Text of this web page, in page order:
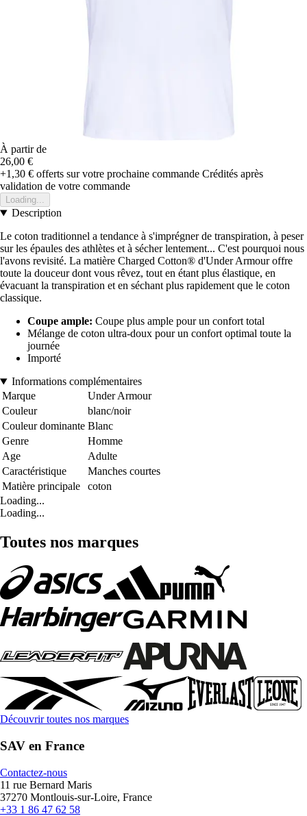
À partir de
26,00 €
+1,30 € offerts sur votre prochaine commande Crédités après
validation de votre commande
Loading...
Description
Le coton traditionnel a tendance à s'imprégner de transpiration, à peser
sur les épaules des athlètes et à sécher lentement... C'est pourquoi nous
l'avons revisité. La matière Charged Cotton® d'Under Armour offre
toute la douceur dont vous rêvez, tout en étant plus élastique, en
évacuant la transpiration et en séchant plus rapidement que le coton
classique.
Coupe ample: Coupe plus ample pour un confort total
Mélange de coton ultra-doux pour un confort optimal toute la
journée
Importé
Informations complémentaires
Marque
Under Armour
Couleur
blanc/noir
Couleur dominante Blanc
Genre
Homme
Age
Adulte
Caractéristique
Manches courtes
Matière principale
coton
Loading...
Loading...
Toutes nos marques
Découvrir toutes nos marques
SAV en France
Contactez-nous
11 rue Bernard Maris
37270 Montlouis-sur-Loire, France
+33 1 86 47 62 58